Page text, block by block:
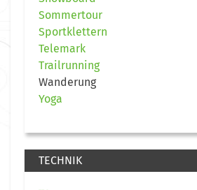
Sommertour
Sportklettern
Telemark
Trailrunning
Wanderung
Yoga
TECHNIK